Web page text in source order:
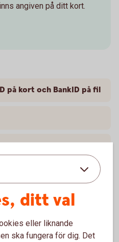
angiven på ditt kort.
på kort och BankID på fil
ditt val
eller liknande
ska fungera för dig. Det